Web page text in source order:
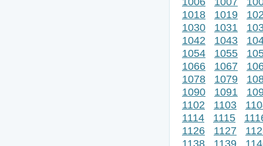
1018
1019
1030
1031
1042
1043
1054
1055
1066
1067
1078
1079
1090
1091
1102
1103
1114
1115
1126
1127
1138
1139